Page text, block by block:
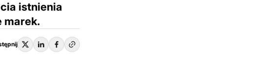
istnienia
marek.